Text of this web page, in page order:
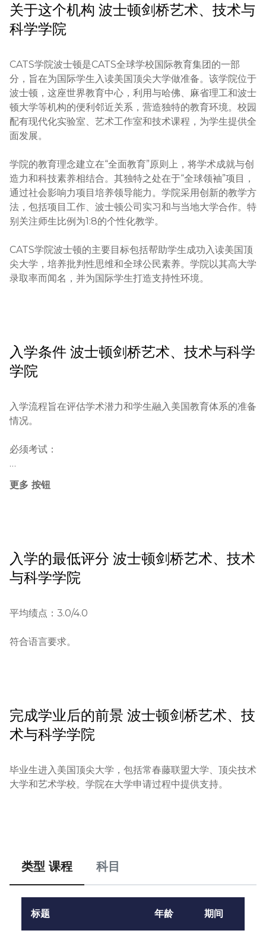
关于这个机构 波士顿剑桥艺术、技术与
科学学院
CATS学院波士顿是CATS全球学校国际教育集团的一部
分，旨在为国际学生入读美国顶尖大学做准备。该学院位于
波士顿，这座世界教育中心，利用与哈佛、麻省理工和波士
顿大学等机构的便利邻近关系，营造独特的教育环境。校园
配有现代化实验室、艺术工作室和技术课程，为学生提供全
面发展。
学院的教育理念建立在“全面教育”原则上，将学术成就与创
造力和科技素养相结合。其独特之处在于“全球领袖”项目，
通过社会影响力项目培养领导能力。学院采用创新的教学方
法，包括项目工作、波士顿公司实习和与当地大学合作。特
别关注师生比例为1:8的个性化教学。
CATS学院波士顿的主要目标包括帮助学生成功入读美国顶
尖大学，培养批判性思维和全球公民素养。学院以其高大学
录取率而闻名，并为国际学生打造支持性环境。
入学条件 波士顿剑桥艺术、技术与科学
学院
入学流程旨在评估学术潜力和学生融入美国教育体系的准备
情况。
必须考试：
英语入学测试（IELTS / TOEFL / Duolingo）
最低年龄：
16岁（进入高年级）
申请流程：
支付注册费用（$100）
提供过去2-3年的学校成绩单
参加入学测试
与招生委员会进行面试（在线）
所需文件：
更多 按钮
入学的最低评分 波士顿剑桥艺术、技术
与科学学院
平均绩点：3.0/4.0
符合语言要求。
完成学业后的前景 波士顿剑桥艺术、技
术与科学学院
毕业生进入美国顶尖大学，包括常春藤联盟大学、顶尖技术
大学和艺术学校。学院在大学申请过程中提供支持。
类型 课程 科目
标题 年龄 期间